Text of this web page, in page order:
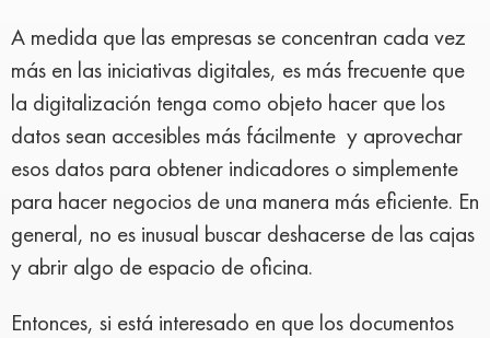
A medida que las empresas se concentran cada vez
más en las iniciativas digitales, es más frecuente que
la digitalización tenga como objeto hacer que los
datos sean accesibles más fácilmente y aprovechar
esos datos para obtener indicadores o simplemente
para hacer negocios de una manera más eficiente. En
general, no es inusual buscar deshacerse de las cajas
y abrir algo de espacio de oficina.
Entonces, si está interesado en que los documentos